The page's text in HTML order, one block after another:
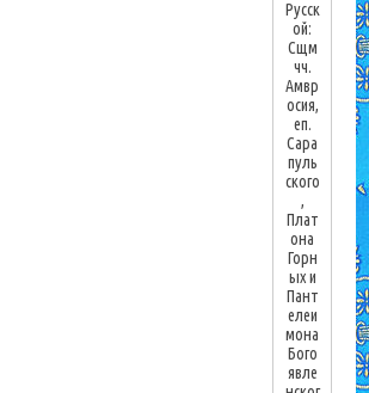
Русск
ой:
Сщм
чч.
Амвр
осия,
еп.
Сара
пуль
ского
,
Плат
она
Горн
ых и
Пант
елеи
мона
Бого
явле